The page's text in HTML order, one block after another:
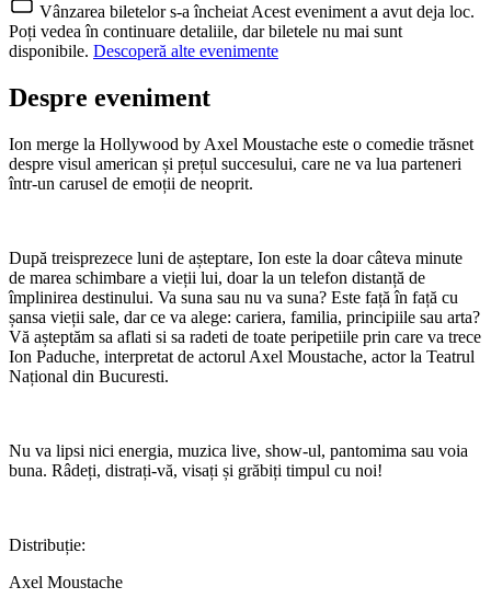
Vânzarea biletelor s-a încheiat Acest eveniment a avut deja loc.
Poți vedea în continuare detaliile, dar biletele nu mai sunt
disponibile. Descoperă alte evenimente
Despre eveniment
Ion merge la Hollywood by Axel Moustache este o comedie trăsnet
despre visul american și prețul succesului, care ne va lua parteneri
într-un carusel de emoții de neoprit.
După treisprezece luni de așteptare, Ion este la doar câteva minute
de marea schimbare a vieții lui, doar la un telefon distanță de
împlinirea destinului. Va suna sau nu va suna? Este față în față cu
șansa vieții sale, dar ce va alege: cariera, familia, principiile sau arta?
Vă așteptăm sa aflati si sa radeti de toate peripetiile prin care va trece
Ion Paduche, interpretat de actorul Axel Moustache, actor la Teatrul
Național din Bucuresti.
Nu va lipsi nici energia, muzica live, show-ul, pantomima sau voia
buna. Râdeți, distrați-vă, visați și grăbiți timpul cu noi!
Distribuție:
Axel Moustache